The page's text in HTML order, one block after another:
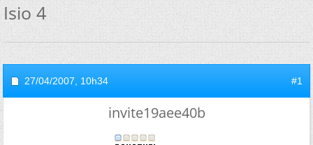
Isio 4
27/04/2007, 10h34 #1
invite19aee40b